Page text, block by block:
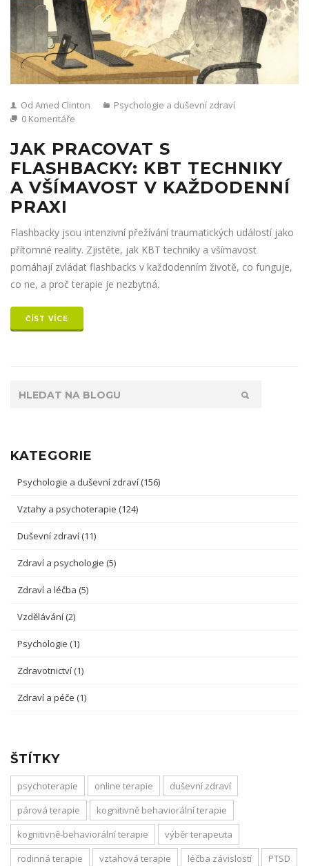
Od Amed Clinton
Psychologie a duševní zdraví
0 Komentáře
JAK PRACOVAT S
FLASHBACKY: KBT TECHNIKY
A VŠÍMAVOST V KAŽDODENNÍ
PRAXI
Flashbacky jsou intenzivní přežívání traumatických událostí jako
přítomné reality. Zjistěte, jak KBT techniky a všímavost
pomáhají zvládat flashbacks v každodenním životě, co funguje,
co ne, a proč terapie je nezbytná.
ČÍST VÍCE
KATEGORIE
Psychologie a duševní zdraví (156)
Vztahy a psychoterapie (124)
Duševní zdraví (11)
Zdraví a psychologie (5)
Zdraví a léčba (5)
Vzdělávání (2)
Psychologie (1)
Zdravotnictví (1)
Zdraví a péče (1)
ŠTÍTKY
psychoterapie online terapie
duševní zdraví
párová terapie
kognitivně behaviorální terapie
kognitivně-behaviorální terapie
výběr terapeuta
rodinná terapie
vztahová terapie léčba závislostí
PTSD